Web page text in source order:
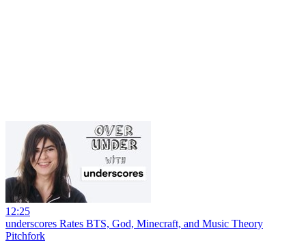
12:25
underscores Rates BTS, God, Minecraft, and Music Theory
Pitchfork